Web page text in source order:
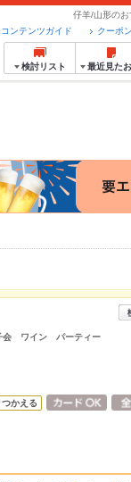
仔羊/山形の
クーポ
コンテンツガイド
検討リスト 最近見た
ワイン パーティー
かえる